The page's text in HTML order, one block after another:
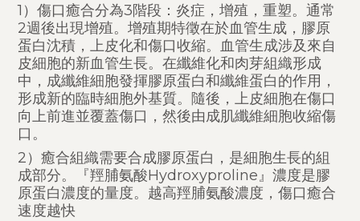
1）傷口癒合分為3階段：炎症，增殖，重塑。通常
2週後出現增殖。增殖期特徵在於血管生成，膠原
蛋白沈積，上皮化和傷口收縮。血管生成涉及來自
皮細胞的新血管生長。在纖維化和肉芽組織形成
中，成纖維細胞發揮膠原蛋白和纖維蛋白的作用，
形成新的臨時細胞外基質。隨後，上皮細胞在傷口
向上前進並覆蓋傷口，然後由成肌纖維細胞收縮傷
口。
2）癒合組織需要合成膠原蛋白，是細胞生長的組
成部分。『羥脯氨酸Hydroxyproline』濃度是膠
原蛋白濃度的量度。越高羥脯氨酸濃度，傷口癒合
速度越快